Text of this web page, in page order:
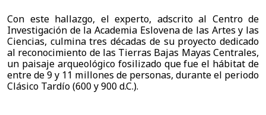
Con este hallazgo, el experto, adscrito al Centro de
Investigación de la Academia Eslovena de las Artes y las
Ciencias, culmina tres décadas de su proyecto dedicado
al reconocimiento de las Tierras Bajas Mayas Centrales,
un paisaje arqueológico fosilizado que fue el hábitat de
entre de 9 y 11 millones de personas, durante el periodo
Clásico Tardío (600 y 900 d.C.).